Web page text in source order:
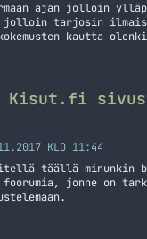
ajan jolloin
jolloin tarjosin
kautta
päivää varten.
sellaisen
ilmaisena
Takaisin otsikon
Kisut.fi
KLO 11:44
täällä minunkin
jonne on